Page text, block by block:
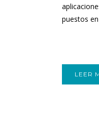
puestos
LEER